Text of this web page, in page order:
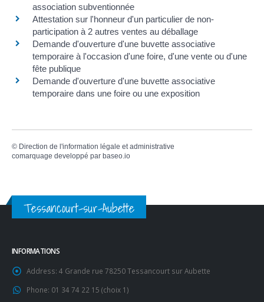
association subventionnée
Attestation sur l'honneur d'un particulier de non-
participation à 2 autres ventes au déballage
Demande d'ouverture d'une buvette associative
temporaire à l'occasion d'une foire, d'une vente ou d'une
fête publique
Demande d'ouverture d'une buvette associative
temporaire dans une foire ou une exposition
© Direction de l'information légale et administrative
comarquage developpé par baseo.io
Tessancourt-sur-Aubette
INFORMATIONS
Address: 4 Grande rue 78250 Tessancourt sur Aubette
Phone: 01 34 74 22 15 (choix 1)